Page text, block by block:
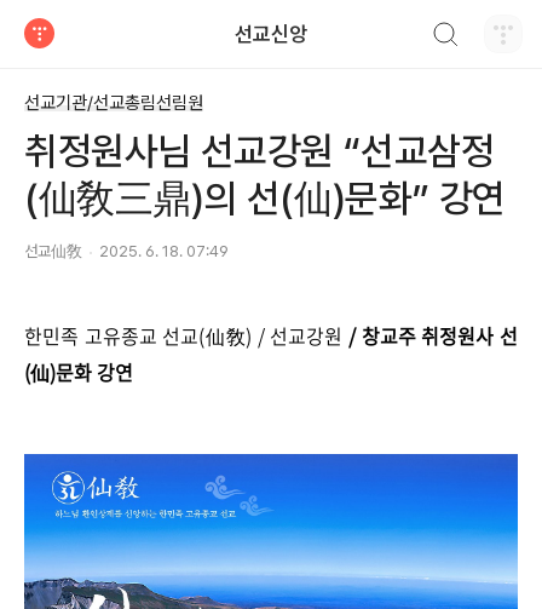
선교신앙
선교기관/선교총림선림원
취정원사님 선교강원 “선교삼정
(仙敎三鼎)의 선(仙)문화” 강연
선교仙敎 2025. 6. 18. 07:49
한민족 고유종교 선교(仙敎) / 선교강원 / 창교주 취정원사 선
(仙)문화 강연